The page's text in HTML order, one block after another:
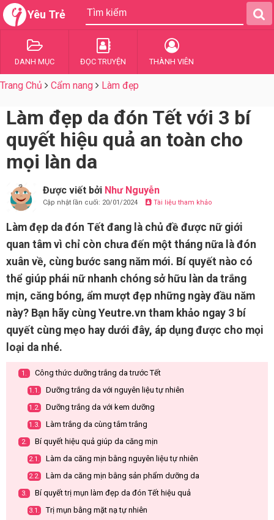
Yêu Trẻ
DANH MỤC ĐỌC TRUYỆN THÀNH VIÊN
Trang Chủ Cẩm nang Làm đẹp
Làm đẹp da đón Tết với 3 bí
quyết hiệu quả an toàn cho
mọi làn da
Được viết bởi Như Nguyễn
Cập nhật lần cuối: 20/01/2024 Tài liệu tham khảo
Làm đẹp da đón Tết đang là chủ đề được nữ giới
quan tâm vì chỉ còn chưa đến một tháng nữa là đón
xuân về, cùng bước sang năm mới. Bí quyết nào có
thể giúp phái nữ nhanh chóng sở hữu làn da trắng
mịn, căng bóng, ẩm mượt đẹp những ngày đầu năm
này? Bạn hãy cùng Yeutre.vn tham khảo ngay 3 bí
quyết cùng mẹo hay dưới đây, áp dụng được cho mọi
loại da nhé.
1. Công thức dưỡng trắng da trước Tết
1.1. Dưỡng trắng da với nguyên liệu tự nhiên
1.2. Dưỡng trắng da với kem dưỡng
1.3. Làm trắng da cùng tắm trắng
2. Bí quyết hiệu quả giúp da căng mịn
2.1. Làm da căng mịn bằng nguyên liệu tự nhiên
2.2. Làm da căng mịn bằng sản phẩm dưỡng da
3. Bí quyết trị mụn làm đẹp da đón Tết hiệu quả
3.1. Trị mụn bằng mặt nạ tự nhiên